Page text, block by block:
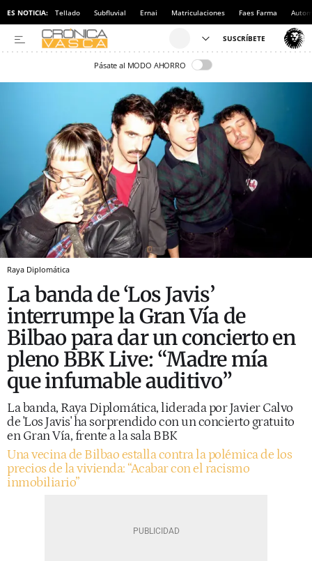
ES NOTICIA: Tellado Subfluvial Ernai Matriculaciones Faes Farma
Pásate al MODO AHORRO
Raya Diplomática
La banda de ‘Los Javis’
interrumpe la Gran Vía de
Bilbao para dar un concierto en
pleno BBK Live: “Madre mía
que infumable auditivo”
La banda, Raya Diplomática, liderada por Javier Calvo
de 'Los Javis' ha sorprendido con un concierto gratuito
en Gran Vía, frente a la sala BBK
Una vecina de Bilbao estalla contra la polémica de los
precios de la vivienda: “Acabar con el racismo
inmobiliario”